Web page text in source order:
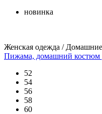
новинка
Женская одежда /
Пижама, домашний
52
54
56
58
60